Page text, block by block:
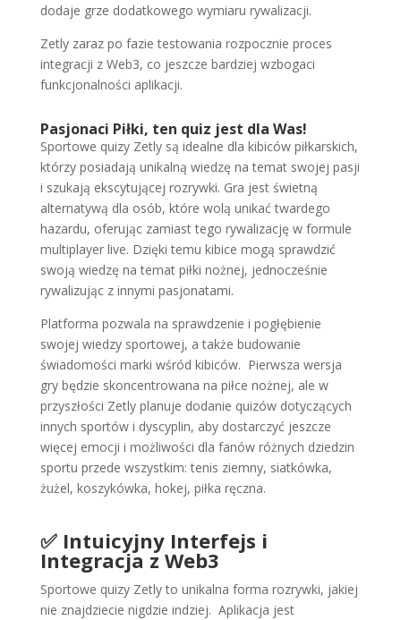
dodaje grze dodatkowego wymiaru rywalizacji.
Zetly zaraz po fazie testowania rozpocznie proces
integracji z Web3, co jeszcze bardziej wzbogaci
funkcjonalności aplikacji.
Pasjonaci Piłki, ten quiz jest dla Was!
Sportowe quizy Zetly są idealne dla kibiców piłkarskich,
którzy posiadają unikalną wiedzę na temat swojej pasji
i szukają ekscytującej rozrywki. Gra jest świetną
alternatywą dla osób, które wolą unikać twardego
hazardu, oferując zamiast tego rywalizację w formule
multiplayer live. Dzięki temu kibice mogą sprawdzić
swoją wiedzę na temat piłki nożnej, jednocześnie
rywalizując z innymi pasjonatami.
Platforma pozwala na sprawdzenie i pogłębienie
swojej wiedzy sportowej, a także budowanie
świadomości marki wśród kibiców. Pierwsza wersja
gry będzie skoncentrowana na piłce nożnej, ale w
przyszłości Zetly planuje dodanie quizów dotyczących
innych sportów i dyscyplin, aby dostarczyć jeszcze
więcej emocji i możliwości dla fanów różnych dziedzin
sportu przede wszystkim: tenis ziemny, siatkówka,
żużel, koszykówka, hokej, piłka ręczna.
✅ Intuicyjny Interfejs i
Integracja z Web3
Sportowe quizy Zetly to unikalna forma rozrywki, jakiej
nie znajdziecie nigdzie indziej. Aplikacja jest